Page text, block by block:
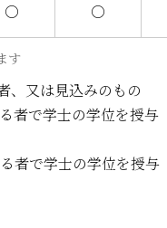
○ ○
す
、又は見込みのもの
者で学士の学位を授与
者で学士の学位を授与